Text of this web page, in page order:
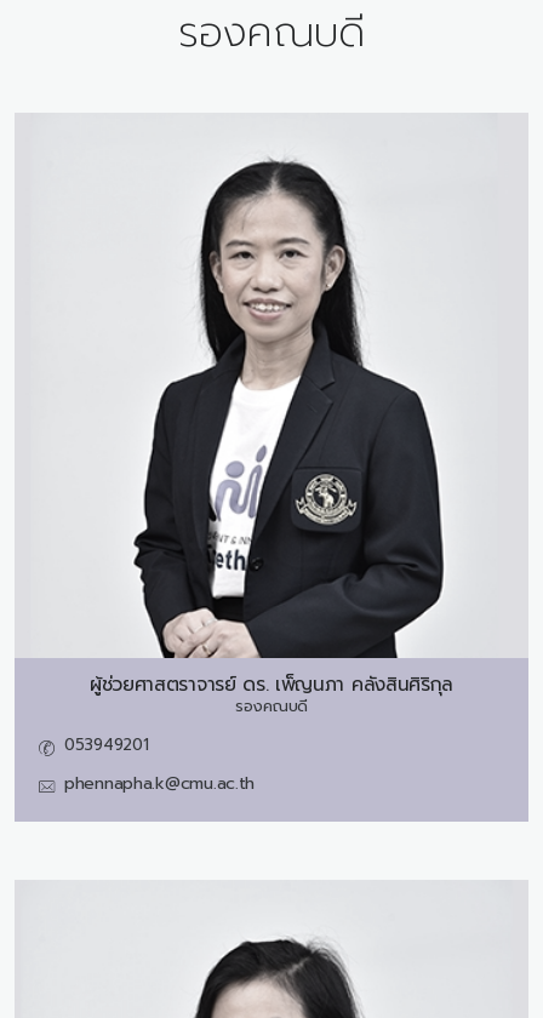
รองคณบดี
ผู้ช่วยศาสตราจารย์ ดร. เพ็ญนภา คลังสินศิริกุล
รองคณบดี
053949201
phennapha.k@cmu.ac.th